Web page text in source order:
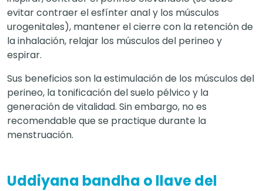
evitar contraer el esfínter anal y los músculos
urogenitales), mantener el cierre con la retención de
la inhalación, relajar los músculos del perineo y
espirar.
Sus beneficios son la estimulación de los músculos del
perineo, la tonificación del suelo pélvico y la
generación de vitalidad. Sin embargo, no es
recomendable que se practique durante la
menstruación.
Uddiyana bandha o llave del